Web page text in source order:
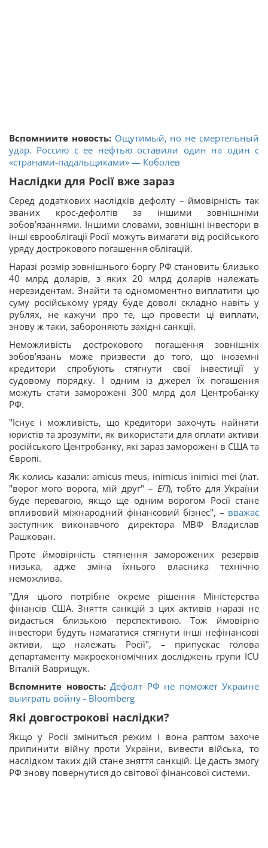
Вспомниите новость: Ощутимый, но не смертельный
удар. Россию с ее нефтью оставили один на один с
«странами-падальщиками» — Коболев
Наслідки для Росії вже зараз
Серед додаткових наслідків дефолту – ймовірність так
званих крос-дефолтів за іншими зовнішніми
зобов’язаннями. Іншими словами, зовнішні інвестори в
інші єврооблігації Росії можуть вимагати від російського
уряду дострокового погашення облігацій.
Наразі розмір зовнішнього боргу РФ становить близько
40 млрд доларів, з яких 20 млрд доларів належать
нерезидентам. Знайти та одномоментно виплатити цю
суму російському уряду буде доволі складно навіть у
рублях, не кажучи про те, що провести ці виплати,
знову ж таки, забороняють західні санкції.
Неможливість дострокового погашення зовнішніх
зобов’язань може призвести до того, що іноземні
кредитори спробують стягнути свої інвестиції у
судовому порядку. І одним із джерел їх погашення
можуть стати заморожені 300 млрд дол Центробанку
РФ.
"Існує і можливість, що кредитори захочуть найняти
юристів та зрозуміти, як використати для оплати активи
російського Центробанку, які зараз заморожені в США та
Європі.
Як колись казали: amicus meus, inimicus inimici mei (лат.
"ворог мого ворога, мій друг" – ЕП), тобто для України
буде перевагою, якщо ще одним ворогом Росії стане
впливовий міжнародний фінансовий бізнес", – вважає
заступник виконавчого директора МВФ Владислав
Рашкован.
Проте ймовірність стягнення заморожених резервів
низька, адже зміна їхнього власника технічно
неможлива.
"Для цього потрібне окреме рішення Міністерства
фінансів США. Зняття санкцій з цих активів наразі не
видається близькою перспективою. Тож ймовірно
інвестори будуть намагатися стягнути інші нефінансові
активи, що належать Росії", – припускає голова
департаменту макроекономічних досліджень групи ICU
Віталій Ваврищук.
Вспомните новость: Дефолт РФ не поможет Украине
выиграть войну - Bloomberg
Які довгострокові наслідки?
Якщо у Росії зміниться режим і вона раптом захоче
припинити війну проти України, вивести війська, то
наслідком таких дій стане зняття санкцій. Це дасть змогу
РФ знову повернутися до світової фінансової системи.